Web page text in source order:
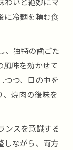
に冷麺を頼む食
、独特の歯ごた
風味を効かせて
つつ、口の中を
、焼肉の後味を
ンスを意識する
しながら、両方